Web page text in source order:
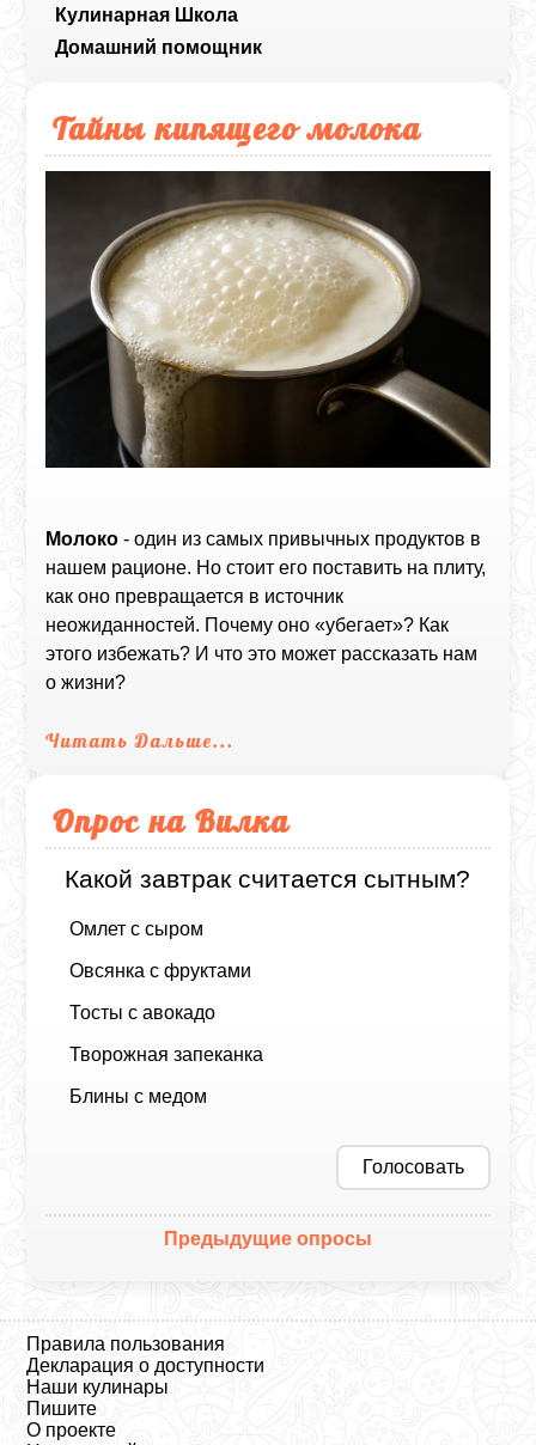
Кулинарная Школа
Домашний помощник
Тайны кипящего молока
Молоко - один из самых привычных продуктов в
нашем рационе. Но стоит его поставить на плиту,
как оно превращается в источник
неожиданностей. Почему оно «убегает»? Как
этого избежать? И что это может рассказать нам
о жизни?
Читать Дальше...
Опрос на Вилка
Какой завтрак считается сытным?
Омлет с сыром
Овсянка с фруктами
Тосты с авокадо
Творожная запеканка
Блины с медом
Голосовать
Предыдущие опросы
Правила пользования
Декларация о доступности
Наши кулинары
Пишите
О проекте